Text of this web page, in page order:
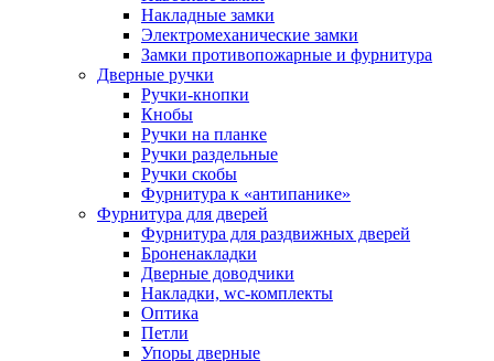
Накладные замки
Электромеханические замки
Замки противопожарные и фурнитура
Дверные ручки
Ручки-кнопки
Кнобы
Ручки на планке
Ручки раздельные
Ручки скобы
Фурнитура к «антипанике»
Фурнитура для дверей
Фурнитура для раздвижных дверей
Броненакладки
Дверные доводчики
Накладки, wc-комплекты
Оптика
Петли
Упоры дверные